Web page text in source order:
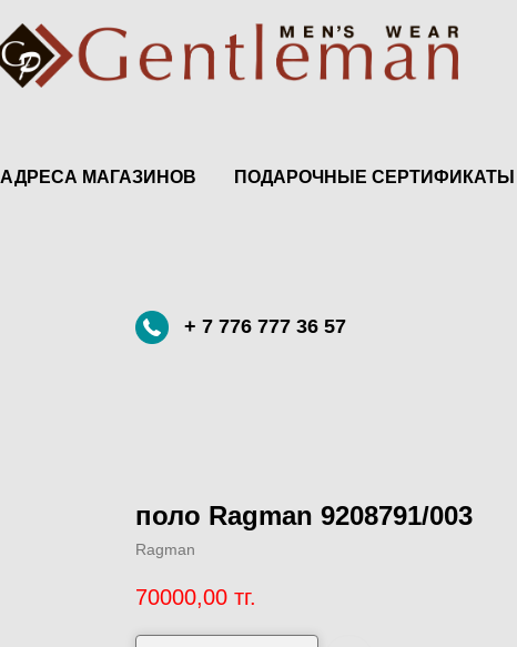
АДРЕСА МАГАЗИНОВ ПОДАРОЧНЫЕ СЕРТИФИКАТЫ
+ 7 776 777 36 57
поло Ragman 9208791/003
Ragman
70000,00 тг.